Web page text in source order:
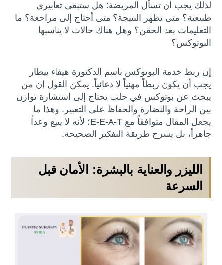
لذلك يجب أن تسأل المريضة: هل ستبقى تعابيري
طبيعية؟ متى تظهر النتيجة؟ متى أحتاج إلى مراجعة؟ ما
التعليمات بعد الحقن؟ وهل هناك حالات لا يناسبها
البوتوكس؟
إن ربط خدمة البوتوكس باسم الدكتورة هيفاء بيطار
يجب أن يكون ربطاً مهنياً لا دعائياً. يمكن القول إن من
يبحث عن بوتوكس في حلب يحتاج إلى استشارة توازن
بين الراحة والنضارة والحفاظ على التعبير. وهذا ما
يجعل المقال متوافقاً مع E-E-A-T؛ لأنه لا يبيع وعداً
جاهزاً، بل يشرح طريقة التفكير الصحيحة.
الليزر والعناية بالبشرة: الأمان قبل
السرعة